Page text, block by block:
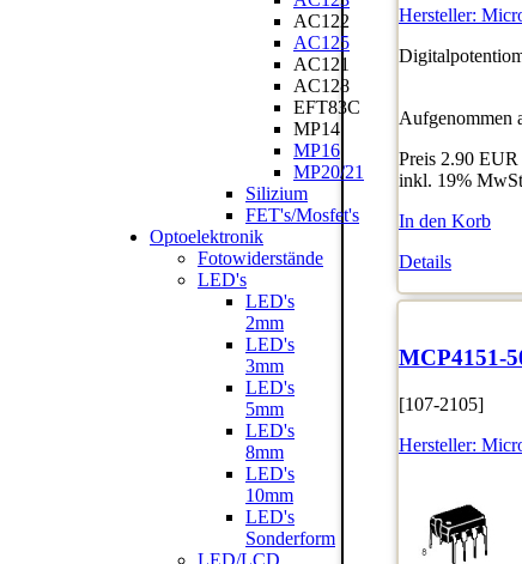
Hersteller:
Aufgenommen
Preis 2.90 EUR
inkl. 19%
In den Korb
Details
MCP4151-
[107-2105]
Hersteller:
AC122
AC125
AC121
AC128
EFT83C
MP14
MP16
MP20/21
Silizium
FET's/Mosfet's
Optoelektronik
Fotowiderstände
LED's
LED's
2mm
LED's
3mm
LED's
5mm
LED's
8mm
LED's
10mm
LED's
Sonderform
LED/LCD